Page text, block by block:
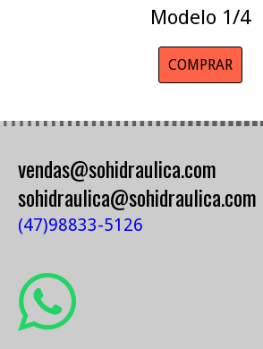
Modelo 1/4
COMPRAR
vendas@sohidraulica.com
sohidraulica@sohidraulica.com
(47)98833-5126